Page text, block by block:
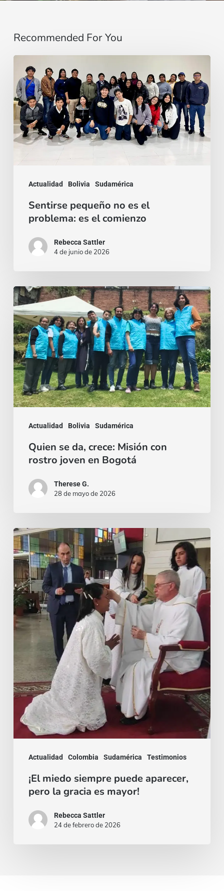
Recommended For You
Actualidad Bolivia Sudamérica
pequeño
no
es
el
problema:
Sentirse pequeño no es el
problema: es el comienzo
Rebecca Sattler
4 de junio de 2026
Actualidad Bolivia Sudamérica
Quien
se
da,
crece:
Misión
con
rostro
joven
Quien se da, crece: Misión con
rostro joven en Bogotá
Therese G.
28 de mayo de 2026
Actualidad Colombia Sudamérica Testimonios
¡El
miedo
siempre
puede
aparecer,
pero
la
es
mayor!
¡El miedo siempre puede aparecer,
pero la gracia es mayor!
Rebecca Sattler
24 de febrero de 2026